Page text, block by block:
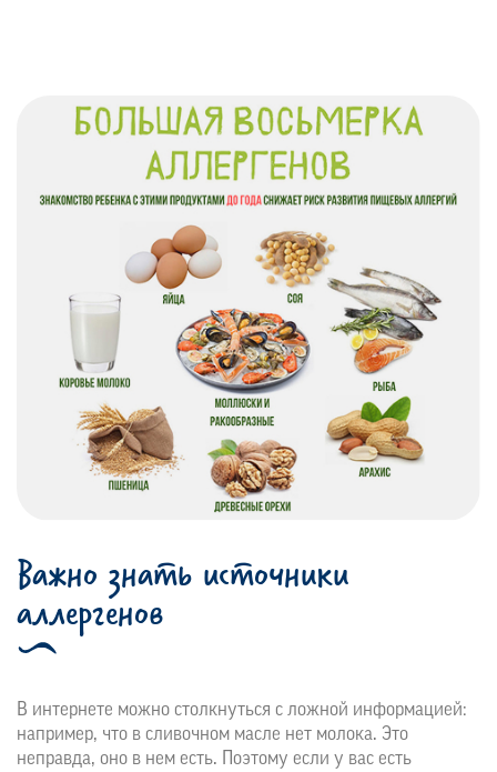
Важно знать источники
аллергенов
В интернете можно столкнуться с ложной информацией:
например, что в сливочном масле нет молока. Это
неправда, оно в нем есть. Поэтому если у вас есть